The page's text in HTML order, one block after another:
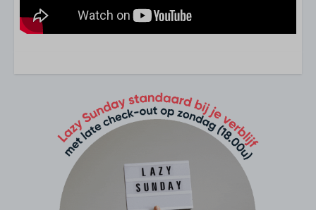
Kinderstoel
Babybedje (opklapbaar)
Soort verblijf
Keuken
Combi magnetron
Vaatwasser
Koelkast